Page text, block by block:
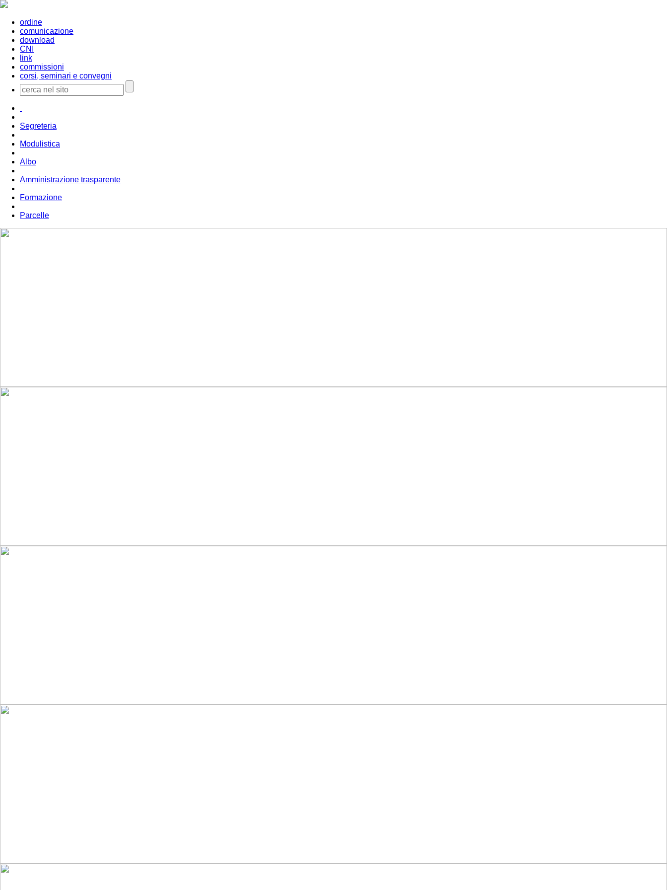
ordine
comunicazione
download
CNI
link
commissioni
corsi, seminari e convegni
Segreteria
Modulistica
Albo
Amministrazione trasparente
Formazione
Parcelle